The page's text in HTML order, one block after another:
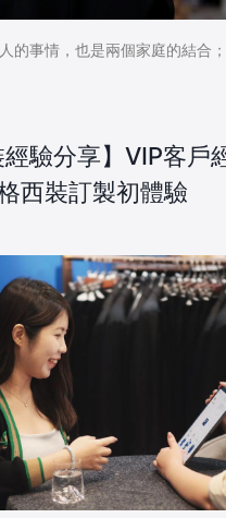
的事情，也是兩個家庭的結合
經驗分享】VIP客戶
西裝訂製初體驗